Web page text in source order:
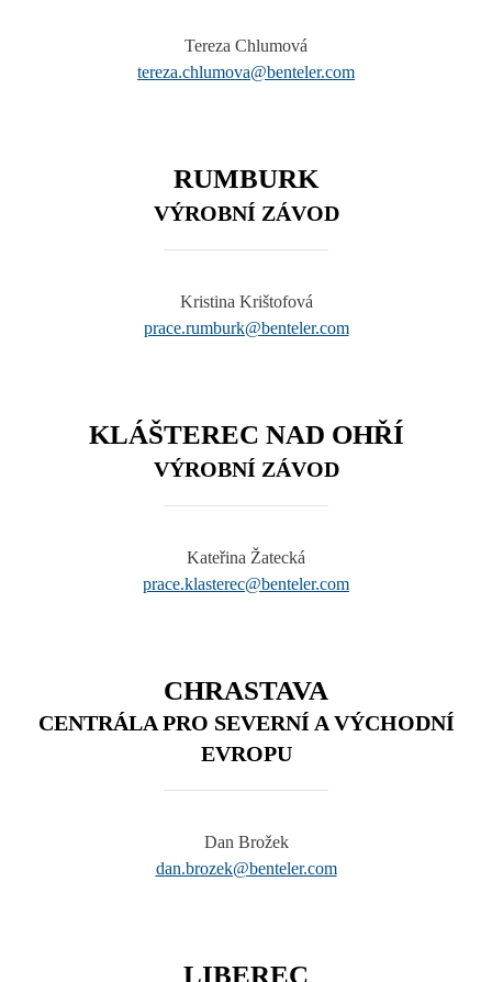
Tereza Chlumová
tereza.chlumova@benteler.com
RUMBURK
VÝROBNÍ ZÁVOD
Kristina Krištofová
prace.rumburk@benteler.com
KLÁŠTEREC NAD OHŘÍ
VÝROBNÍ ZÁVOD
Kateřina Žatecká
prace.klasterec@benteler.com
CHRASTAVA
CENTRÁLA PRO SEVERNÍ A VÝCHODNÍ
EVROPU
Dan Brožek
dan.brozek@benteler.com
LIBEREC